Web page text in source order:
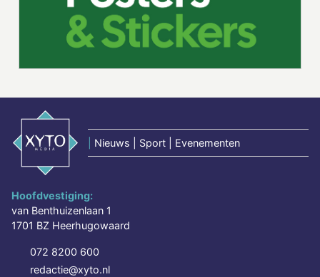
Nieuws | Sport | Evenementen
Hoofdvestiging:
van Benthuizenlaan 1
1701 BZ Heerhugowaard
072 8200 600
redactie@xyto.nl